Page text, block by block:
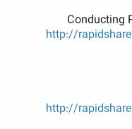
http://rapidshare
http://rapidshare